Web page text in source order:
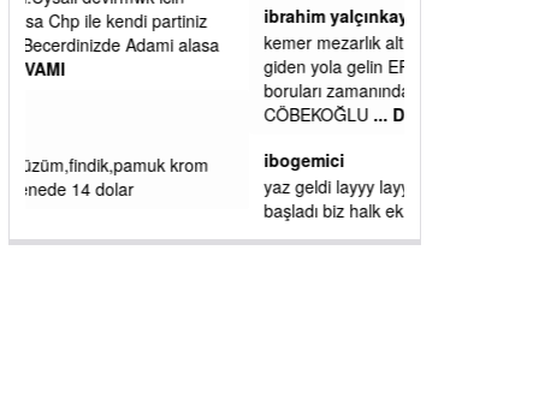
ibrahim yalçınkaya
kemer mezarlık altı CİĞİRLİK deniz kenarına
giden yola gelin EREĞLİ BELEDİYESİ o
boruları zamanında tüm ereğli de RUHİ
ibogemici
yaz geldi layyy layyy layy lom festivalleri
başladı biz halk ekmek fabrikası kent lokantası
diyoruz ağacum yaz konserleri diyor